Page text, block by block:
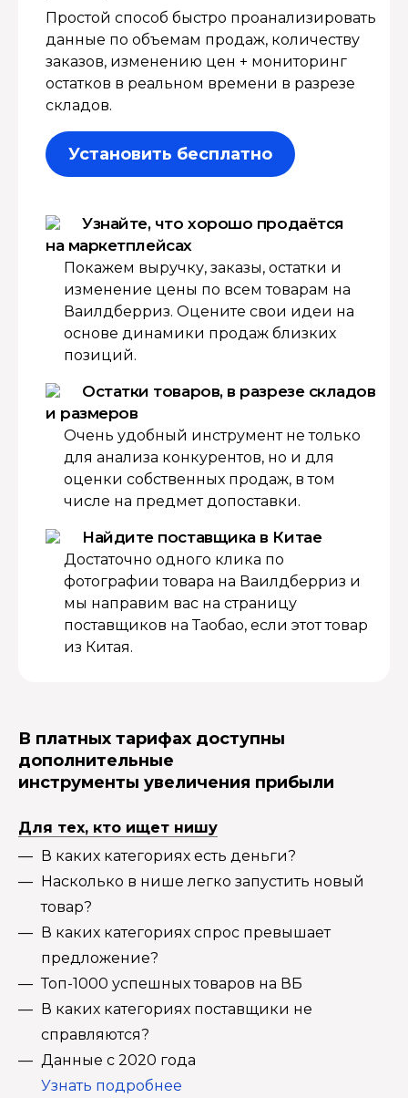
Простой способ быстро проанализировать
данные по объемам продаж, количеству
заказов, изменению цен + мониторинг
остатков в реальном времени в разрезе
складов.
Установить бесплатно
Узнайте, что хорошо продаётся
на маркетплейсах
Покажем выручку, заказы, остатки и
изменение цены по всем товарам на
Ваилдберриз. Оцените свои идеи на
основе динамики продаж близких
позиций.
Остатки товаров, в разрезе складов
и размеров
Очень удобный инструмент не только
для анализа конкурентов, но и для
оценки собственных продаж, в том
числе на предмет допоставки.
Найдите поставщика в Китае
Достаточно одного клика по
фотографии товара на Ваилдберриз и
мы направим вас на страницу
поставщиков на Таобао, если этот товар
из Китая.
В платных тарифах доступны
дополнительные
инструменты увеличения прибыли
Для тех, кто ищет нишу
В каких категориях есть деньги?
Насколько в нише легко запустить новый
товар?
В каких категориях спрос превышает
предложение?
Топ-1000 успешных товаров на ВБ
В каких категориях поставщики не
справляются?
Данные с 2020 года
Узнать подробнее